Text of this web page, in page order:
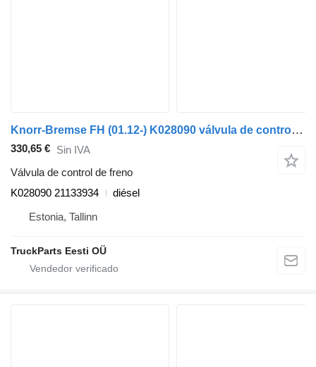
Knorr-Bremse FH (01.12-) K028090 válvula de control de freno para Volvo FH, FM, FMX-4 series (2013-) cabeza tractora
330,65 € Sin IVA
Válvula de control de freno
K028090 21133934
diésel
Estonia, Tallinn
TruckParts Eesti OÜ